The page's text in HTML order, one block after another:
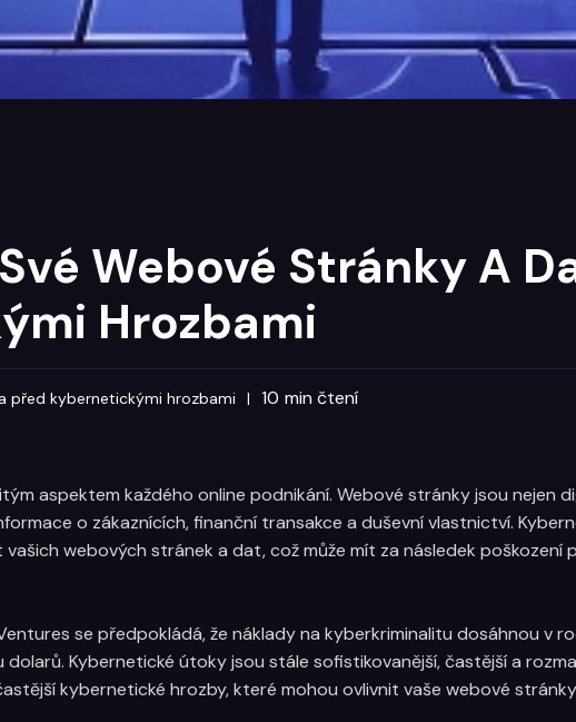
Webové Stránky A
Hrozbami
před kybernetickými hrozbami | 10 min čtení
aspektem každého online podnikání. Webové stránky jsou nejen
o zákaznících, finanční transakce a duševní vlastnictví.
webových stránek a dat, což může mít za následek poškození
se předpokládá, že náklady na kyberkriminalitu dosáhnou v
Kybernetické útoky jsou stále sofistikovanější, častější a
kybernetické hrozby, které mohou ovlivnit vaše webové